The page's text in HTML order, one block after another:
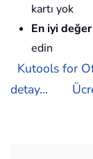
kartı yok
En iyi değer
edin
Kutools for
detay...